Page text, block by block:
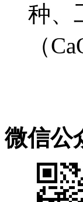
种、
（
微信公